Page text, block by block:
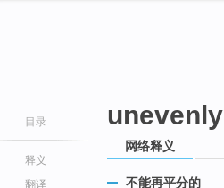
目录
释义
翻译
网络释义
不能再平分的